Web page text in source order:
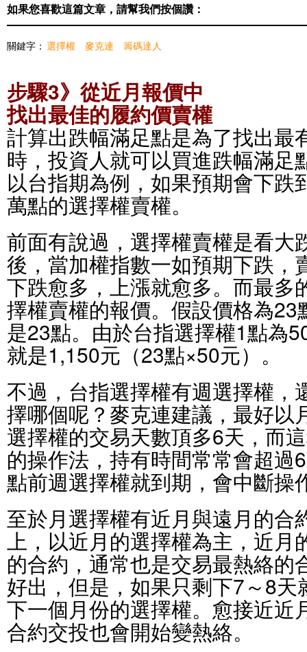
如果您喜歡這篇文章，請幫我們按個讚：
關鍵字： 選擇權 麥克連 籌碼達人
步驟3》從近月報價中
找出最佳的履約價賣權
計算出跌幅滿足點是為了找出最
時，投資人就可以買進跌幅滿足
以台指期為例，如果預期會下跌
萬點的選擇權賣權。
前面有說過，選擇權賣權是看大
後，當加權指數一如預期下跌，
下跌愈多，上漲就愈多。而最多
擇權賣權的報價。假設價格為
是23點。由於台指選擇權1點為
就是1,150元（23點×50元）。
不過，台指選擇權有週選擇權，
擇哪個呢？麥克連建議，最好以
選擇權的交易天數頂多6天，而
的操作法，持有時間常常會超過
點前週選擇權就到期，會中斷操
至於月選擇權有近月與遠月的合
上，以近月的選擇權為主，近
的合約，通常也是交易最熱絡的
好出，但是，如果只剩下7～8
下一個月份的選擇權。愈接近近
合約交投也會開始變熱絡。